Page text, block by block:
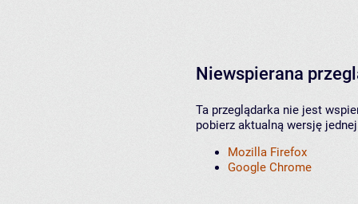
Niewspierana
Ta przeglądarka nie jest
pobierz aktualną wersję
Mozilla Firefox
Google Chrome